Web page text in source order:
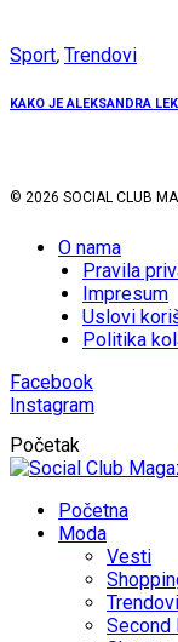
Sport, Trendovi
KAKO JE ALEKSANDRA
© 2026 SOCIAL CLUB
O nama
Pravila
Impresum
Uslovi
Politika
Facebook
Instagram
Početak
Početna
Moda
Vesti
Trendovi
Second